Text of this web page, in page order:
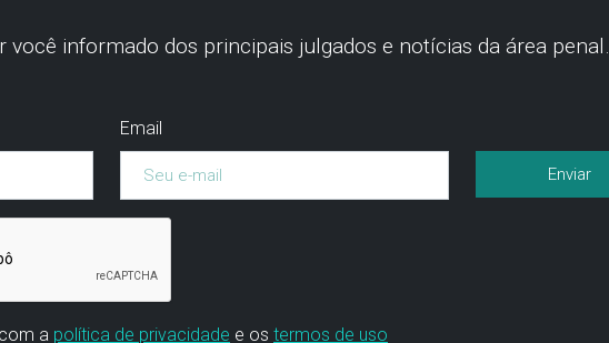
você informado dos principais julgados e notícias da área penal.
Email
a política de privacidade e os termos de uso